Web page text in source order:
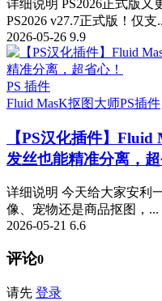
详细说明 PS2026正式版
PS2026 v27.7正式版！仅支
2026-05-26 9.9
PS 插件
Fluid MasK抠图大师PS插件
【PS汉化插件】
发丝也能精准分离，超
详细说明 今天给大家安利
像、宠物还是商品抠图，...
2026-05-21 6.6
评论0
请先 登录